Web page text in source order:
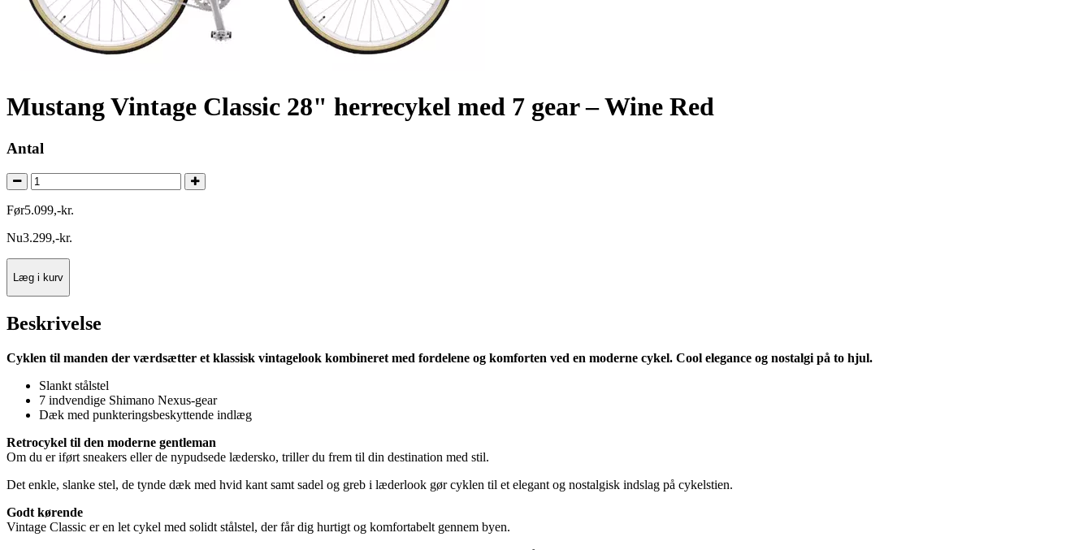
Mustang Vintage Classic 28" herrecykel med 7 gear – Wine Red
Antal
Før5.099,-kr.
Nu3.299,-kr.
Læg i kurv
Beskrivelse
Cyklen til manden der værdsætter et klassisk vintagelook kombineret med fordelene og komforten ved en moderne cykel. Cool elegance og nostalgi på to hjul.
Slankt stålstel
7 indvendige Shimano Nexus-gear
Dæk med punkteringsbeskyttende indlæg
Retrocykel til den moderne gentleman
Om du er iført sneakers eller de nypudsede lædersko, triller du frem til din destination med stil.
Det enkle, slanke stel, de tynde dæk med hvid kant samt sadel og greb i læderlook gør cyklen til et elegant og nostalgisk indslag på cykelstien.
Godt kørende
Vintage Classic er en let cykel med solidt stålstel, der får dig hurtigt og komfortabelt gennem byen.